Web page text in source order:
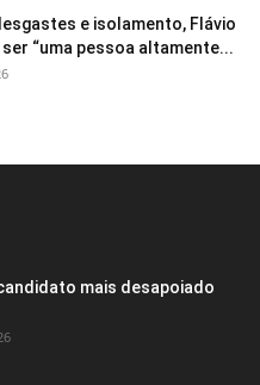
e isolamento, Flávio
“uma pessoa altamente...
mais desapoiado